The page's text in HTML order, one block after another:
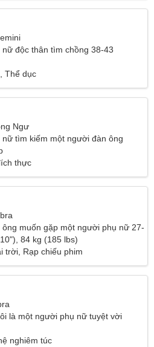
độc thân tìm chồng 38-43
Thể dục
Ngư
nữ tìm kiếm một người đàn ông
thực
ông muốn gặp một người phụ nữ 27-
84 kg (185 lbs)
trời, Rạp chiếu phim
là một người phụ nữ tuyệt vời
nghiêm túc